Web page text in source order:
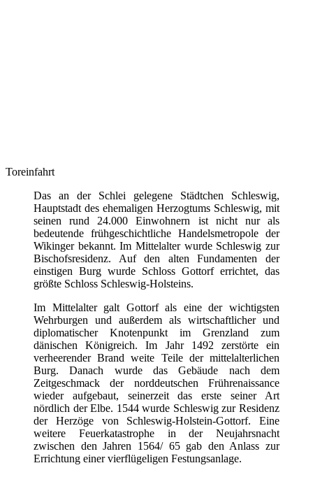
Toreinfahrt
Das an der Schlei gelegene Städtchen Schleswig,
Hauptstadt des ehemaligen Herzogtums Schleswig, mit
seinen rund 24.000 Einwohnern ist nicht nur als
bedeutende frühgeschichtliche Handelsmetropole der
Wikinger bekannt. Im Mittelalter wurde Schleswig zur
Bischofsresidenz. Auf den alten Fundamenten der
einstigen Burg wurde Schloss Gottorf errichtet, das
größte Schloss Schleswig-Holsteins.
Im Mittelalter galt Gottorf als eine der wichtigsten
Wehrburgen und außerdem als wirtschaftlicher und
diplomatischer Knotenpunkt im Grenzland zum
dänischen Königreich. Im Jahr 1492 zerstörte ein
verheerender Brand weite Teile der mittelalterlichen
Burg. Danach wurde das Gebäude nach dem
Zeitgeschmack der norddeutschen Frührenaissance
wieder aufgebaut, seinerzeit das erste seiner Art
nördlich der Elbe. 1544 wurde Schleswig zur Residenz
der Herzöge von Schleswig-Holstein-Gottorf. Eine
weitere Feuerkatastrophe in der Neujahrsnacht
zwischen den Jahren 1564/ 65 gab den Anlass zur
Errichtung einer vierflügeligen Festungsanlage.